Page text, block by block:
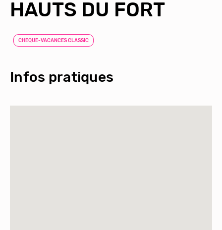
HAUTS DU FORT
CHEQUE-VACANCES CLASSIC
Infos pratiques